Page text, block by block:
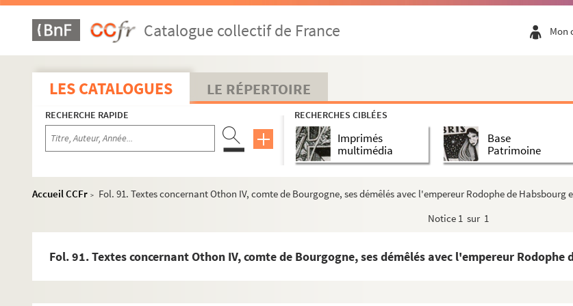
Catalogue collectif de France Mon
LES CATALOGUES LE RÉPERTOIRE
RECHERCHE RAPIDE RECHERCHES CIBLÉES
Imprimés
multimédia
Base
Patrimoine
Accueil CCFr >
Fol. 91. Textes concernant Othon IV, comte de Bourgogne, ses démêlés avec l'empereur Rodophe de Habsbourg
Notice 1 sur 1
Fol. 91. Textes concernant Othon IV, comte de Bourgogne, ses démêlés avec l'empereur Rodophe
COLLECTION CHIFLET